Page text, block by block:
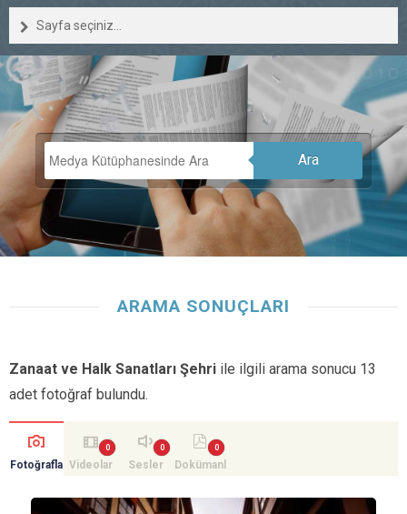
Sayfa seçiniz...
Ara
ARAMA SONUÇLARI
Zanaat ve Halk Sanatları Şehri ile ilgili arama sonucu 13
adet fotoğraf bulundu.
Fotoğrafla Videolar Sesler
Dokümanl